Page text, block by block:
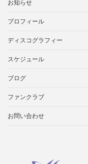
お知らせ
プロフィール
ディスコグラフィー
スケジュール
ブログ
ファンクラブ
お問い合わせ